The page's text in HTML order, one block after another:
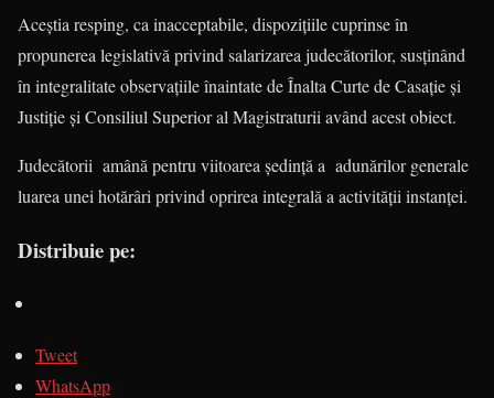
Aceștia resping, ca inacceptabile, dispoziţiile cuprinse în
propunerea legislativă privind salarizarea judecătorilor, susţinând
în integralitate observaţiile înaintate de Înalta Curte de Casaţie şi
Justiţie şi Consiliul Superior al Magistraturii având acest obiect.
Judecătorii amână pentru viitoarea şedinţă a adunărilor generale
luarea unei hotărâri privind oprirea integrală a activităţii instanţei.
Distribuie pe:
Tweet
WhatsApp